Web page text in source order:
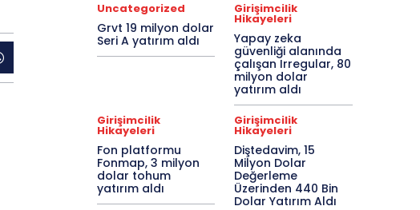
Uncategorized
Grvt 19 milyon dolar
Seri A yatırım aldı
Girişimcilik
Hikayeleri
Yapay zeka
güvenliği alanında
çalışan Irregular, 80
milyon dolar
yatırım aldı
Girişimcilik
Hikayeleri
Fon platformu
Fonmap, 3 milyon
dolar tohum
yatırım aldı
Girişimcilik
Hikayeleri
Diştedavim, 15
Milyon Dolar
Değerleme
Üzerinden 440 Bin
Dolar Yatırım Aldı